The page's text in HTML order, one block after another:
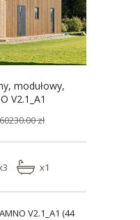
modułowy,
V2.1_A1
zł
x1
V2.1_A1 (44